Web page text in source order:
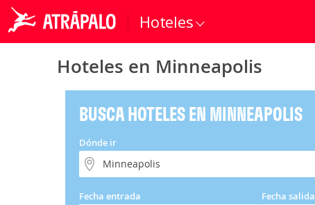
Hoteles
Hoteles en Minneapolis
BUSCA HOTELES EN MINNEAPOLIS
Dónde ir
Fecha entrada Fecha salida